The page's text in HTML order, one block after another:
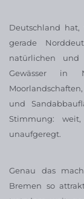
Deutschland
gerade
natürlichen und
Gewässer in
und
Stimmung:
unaufgeregt.
Genau das
Bremen so